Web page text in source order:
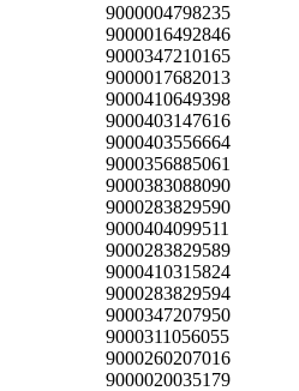
9000004798235
9000016492846
9000347210165
9000017682013
9000410649398
9000403147616
9000403556664
9000356885061
9000383088090
9000283829590
9000404099511
9000283829589
9000410315824
9000283829594
9000347207950
9000311056055
9000260207016
9000020035179